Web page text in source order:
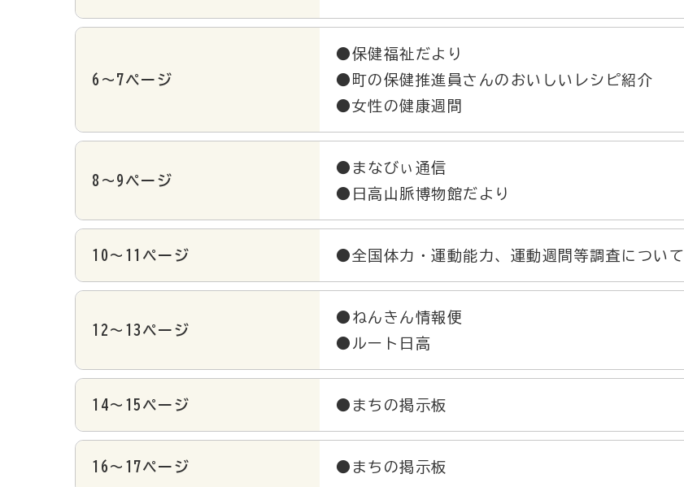
6～7ページ
●保健福祉だより
●町の保健推進員さんのおいしいレシピ紹介
●女性の健康週間
8～9ページ
●まなびぃ通信
●日高山脈博物館だより
10～11ページ ●全国体力・運動能力、運動週間等調査について
12～13ページ
●ねんきん情報便
●ルート日高
14～15ページ ●まちの掲示板
16～17ページ ●まちの掲示板